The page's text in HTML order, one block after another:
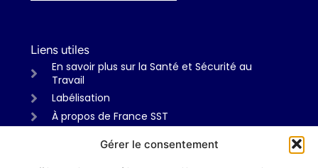
Gérer le consentement
Liens utiles
En savoir plus sur la Santé et Sécurité au
Travail
Labélisation
À propos de France SST